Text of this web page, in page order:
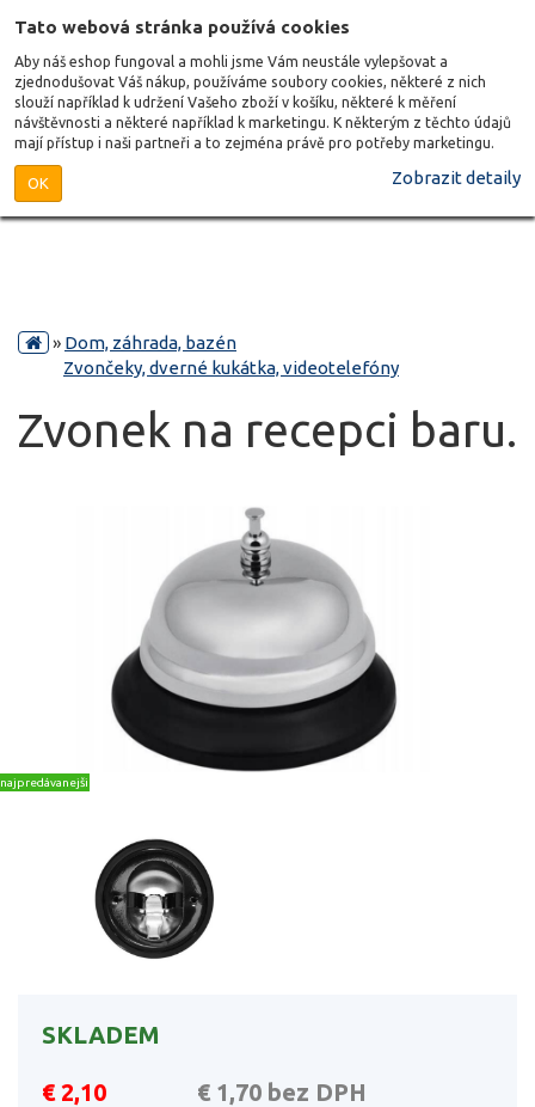
Tato webová stránka používá cookies
Aby náš eshop fungoval a mohli jsme Vám neustále vylepšovat a
zjednodušovat Váš nákup, používáme soubory cookies, některé z nich
slouží například k udržení Vašeho zboží v košíku, některé k měření
návštěvnosti a některé například k marketingu. K některým z těchto údajů
mají přístup i naši partneři a to zejména právě pro potřeby marketingu.
OK Zobrazit detaily
» Dom, záhrada, bazén
Zvončeky, dverné kukátka, videotelefóny
Zvonek na recepci baru.
najpredávanejšie
SKLADEM
€ 2,10 € 1,70 bez DPH